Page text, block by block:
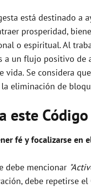
está destinado
prosperidad,
o espiritual. Al
a un flujo positivo de
vida. Se considera
eliminación de
este
fé y focalizarse en
debe mencionar
debe repetirse